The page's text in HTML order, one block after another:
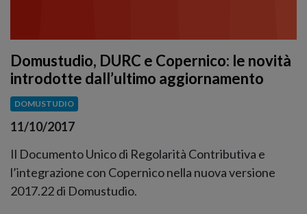
Domustudio, DURC e Copernico: le novità
introdotte dall’ultimo aggiornamento
DOMUSTUDIO
11/10/2017
Il Documento Unico di Regolarità Contributiva e
l’integrazione con Copernico nella nuova versione
2017.22 di Domustudio.